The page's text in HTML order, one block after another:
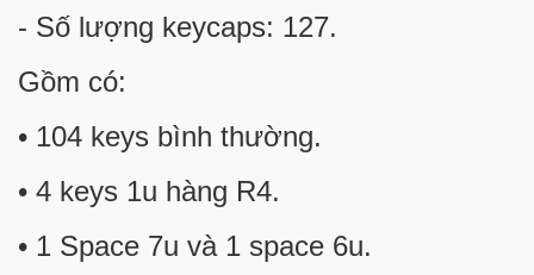
- Số lượng keycaps: 127.
Gồm có:
• 104 keys bình thường.
• 4 keys 1u hàng R4.
• 1 Space 7u và 1 space 6u.